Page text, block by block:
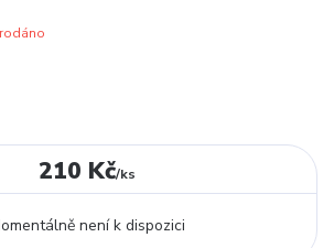
210 Kč/ks
není k dispozici